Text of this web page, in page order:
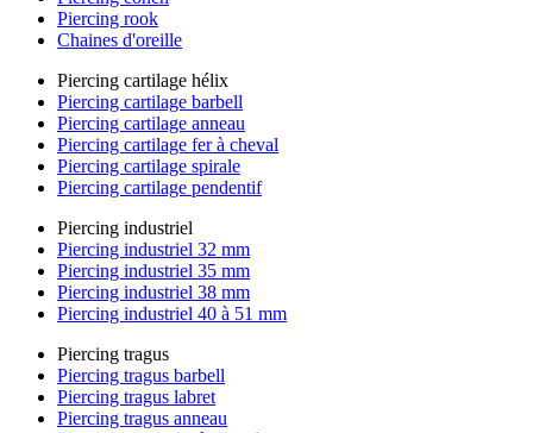
Piercing rook
Chaines d'oreille
Piercing cartilage hélix
Piercing cartilage barbell
Piercing cartilage anneau
Piercing cartilage fer à cheval
Piercing cartilage spirale
Piercing cartilage pendentif
Piercing industriel
Piercing industriel 32 mm
Piercing industriel 35 mm
Piercing industriel 38 mm
Piercing industriel 40 à 51 mm
Piercing tragus
Piercing tragus barbell
Piercing tragus labret
Piercing tragus anneau